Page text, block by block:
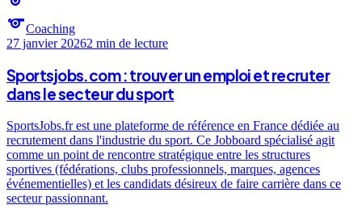
sportsCoaching
27 janvier 20262 min de lecture
Sportsjobs.com : trouver un emploi et recruter
dans le secteur du sport
SportsJobs.fr est une plateforme de référence en France dédiée au
recrutement dans l'industrie du sport. Ce Jobboard spécialisé agit
comme un point de rencontre stratégique entre les structures
sportives (fédérations, clubs professionnels, marques, agences
événementielles) et les candidats désireux de faire carrière dans ce
secteur passionnant.